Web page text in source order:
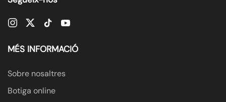
MÉS INFORMACIÓ
Sobre nosaltres
Botiga online